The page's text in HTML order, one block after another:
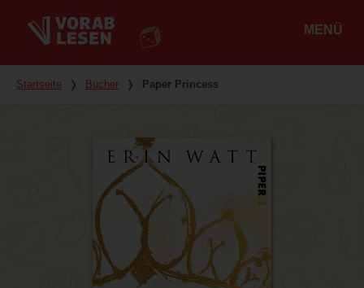
MENÜ
Du bist hier
Startseite ❭ Bücher ❭ Paper Princess